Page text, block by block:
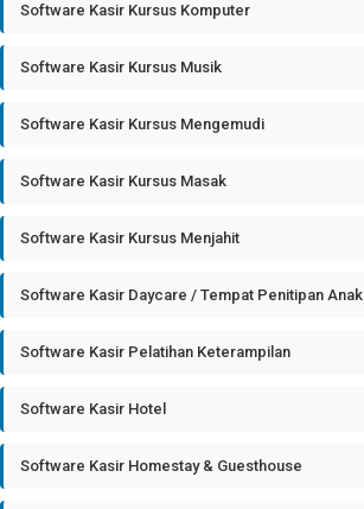
Software Kasir Kursus Komputer
Software Kasir Kursus Musik
Software Kasir Kursus Mengemudi
Software Kasir Kursus Masak
Software Kasir Kursus Menjahit
Software Kasir Daycare / Tempat Penitipan Anak
Software Kasir Pelatihan Keterampilan
Software Kasir Hotel
Software Kasir Homestay & Guesthouse